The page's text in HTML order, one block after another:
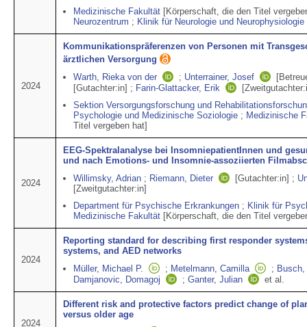
Medizinische Fakultät [Körperschaft, die den Titel
Neurozentrum ; Klinik für Neurologie und Neurophysiologie
2024
Kommunikationspräferenzen von Personen mit
ärztlichen Versorgung
Warth, Rieka von der
; Unterrainer, Josef
[Gutachter:in] ; Farin-Glattacker, Erik
Sektion Versorgungsforschung und
Psychologie und Medizinische Soziologie ; Medizinische
Titel vergeben hat]
2024
EEG-Spektralanalyse bei InsomniepatientInnen und
und nach Emotions- und Insomnie-assoziierten
Willimsky, Adrian ; Riemann, Dieter [Gutachter:in] ;
[Zweitgutachter:in]
Department für Psychische Erkrankungen ; Klinik für
Medizinische Fakultät [Körperschaft, die den Titel
2024
Reporting standard for describing first responder
systems, and AED networks
Müller, Michael P.
; Metelmann, Camilla ;
Damjanovic, Domagoj
; Ganter, Julian et al.
2024
Different risk and protective factors predict change of
versus older age